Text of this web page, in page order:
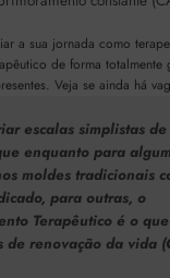
a sua jornada como
de forma totalmente
Veja se ainda há
escalas simplistas
enquanto para
moldes tradicionais
para outras, o
Terapêutico é o
renovação da vida